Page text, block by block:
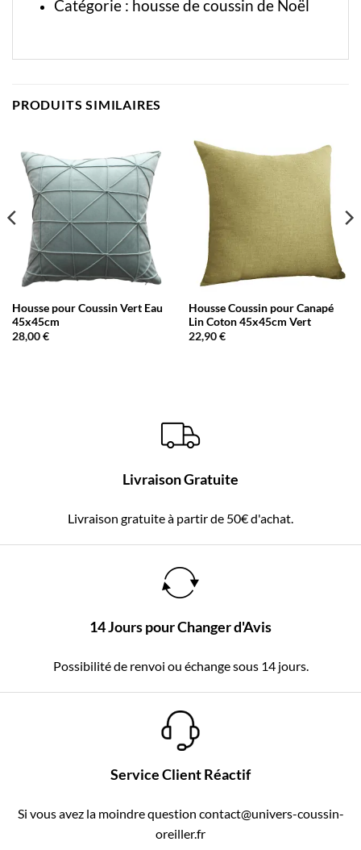
Catégorie : housse de coussin de Noël
PRODUITS SIMILAIRES
Housse pour Coussin Vert Eau
45x45cm
28,00€
Housse Coussin pour Canapé
Lin Coton 45x45cm Vert
22,90€
Livraison Gratuite
Livraison gratuite à partir de 50€ d'achat.
14 Jours pour Changer d'Avis
Possibilité de renvoi ou échange sous 14 jours.
Service Client Réactif
Si vous avez la moindre question contact@univers-coussin-
oreiller.fr